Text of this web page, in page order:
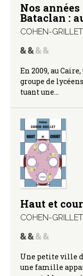
Nos
Bataclan :
COHEN-
En 2009, au
groupe de
tuant une…
Haut et
COHEN-
Une petite ville
une famille